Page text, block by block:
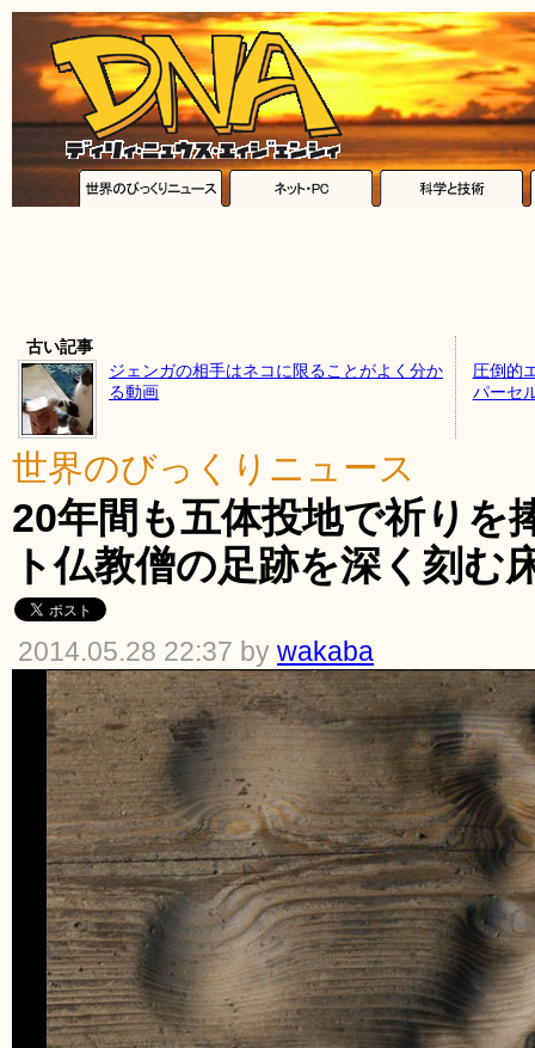
古い記事
ジェンガの相手はネコに限ることがよく分か
る動画
圧倒的
パーセ
世界のびっくりニュース
20年間も五体投地で祈りを
ト仏教僧の足跡を深く刻む
2014.05.28 22:37 by wakaba